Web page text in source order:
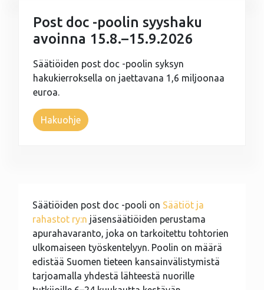
Post doc -poolin syyshaku
avoinna 15.8.–15.9.2026
Säätiöiden post doc -poolin syksyn
hakukierroksella on jaettavana 1,6 miljoonaa
euroa.
Hakuohje
Säätiöiden post doc -pooli on Säätiöt ja
rahastot ry:n jäsensäätiöiden perustama
apurahavaranto, joka on tarkoitettu tohtorien
ulkomaiseen työskentelyyn. Poolin on määrä
edistää Suomen tieteen kansainvälistymistä
tarjoamalla yhdestä lähteestä nuorille